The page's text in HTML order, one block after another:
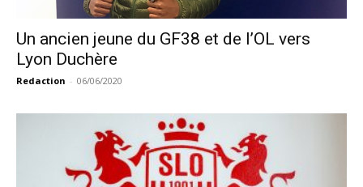
Un ancien jeune du GF38 et de l’OL vers
Lyon Duchère
Redaction - 06/06/2020